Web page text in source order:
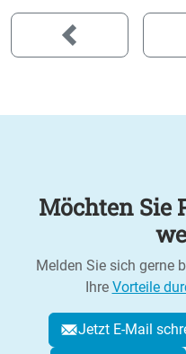
Möchten Sie
Melden Sie sich gerne
Ihre Vorteile
Jetzt E-Mail